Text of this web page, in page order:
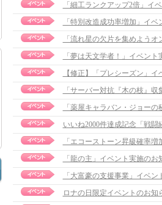
「細工ランクアップ2倍」イ
「特別改造成功率増加」イ
「流れ星の欠片を集めよう
「夢は天文学者！」イベント
【修正】「プレシーズン」
「サーバー対抗『木の枝』
「薬屋キャラバン・ジョー
いいね2000件達成記念「戦
「エコーストーン昇級確率
「龍の主」イベント実施の
「大富豪の支援事業」イベ
ロナの日限定イベントのお知